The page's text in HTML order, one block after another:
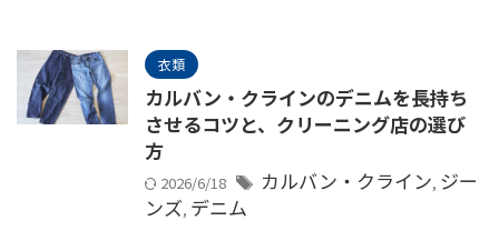
衣類
カルバン・クラインのデニムを長持ち
させるコツと、クリーニング店の選び
方
2026/6/18 カルバン・クライン, ジー
ンズ, デニム